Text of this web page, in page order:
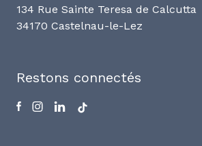
134 Rue Sainte Teresa de Calcutta
34170 Castelnau-le-Lez
Restons connectés